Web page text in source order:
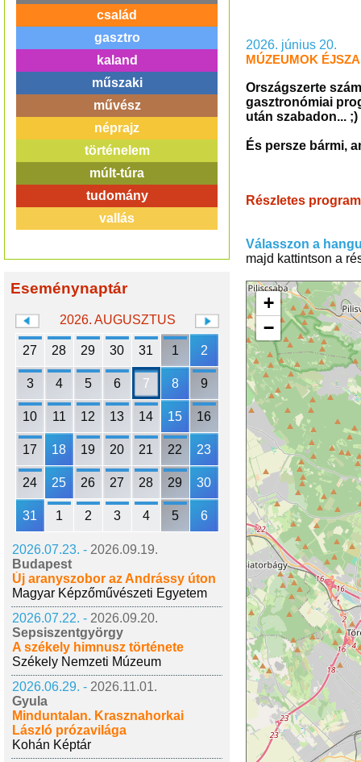
család
gasztro
kaland
műszaki
művész
néprajz
történelem
múlt-túra
tudomány
vallás
Eseménynaptár
2026. AUGUSZTUS
27 28 29 30 31 1 2
3 4 5 6 7 8 9
10 11 12 13 14 15 16
17 18 19 20 21 22 23
24 25 26 27 28 29 30
31 1 2 3 4 5 6
2026.07.23. - 2026.09.19.
Budapest
Új aranyszobor az Andrássy úton
Magyar Képzőművészeti Egyetem
2026.07.22. - 2026.09.20.
Sepsiszentgyörgy
A székely himnusz története
Székely Nemzeti Múzeum
2026.06.29. - 2026.11.01.
Gyula
Minduntalan. Krasznahorkai
László prózavilága
Kohán Képtár
2026. június 20.
MÚZEUMOK
Országszerte
gasztronómiai
után szabadon... ;)
És persze bármi,
Részletes
Válasszon a
majd kattintson a
+
−